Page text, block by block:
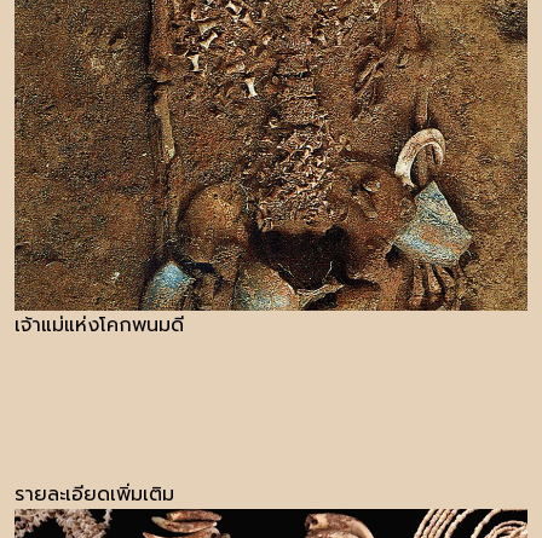
เจ้าแม่แห่งโคกพนมดี
รายละเอียดเพิ่มเติม